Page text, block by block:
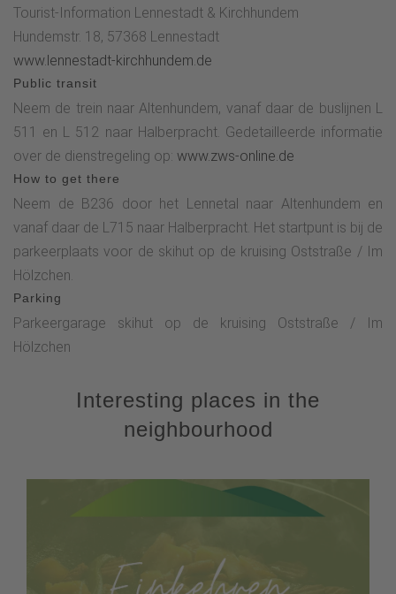
die afdalen in de Lennevallei. Het landschap is
onderhoudend en er zijn altijd mooie uitzichten. De nadering
van de vallei kan niet worden genegeerd en asfalt begint bij
het eerste huis in Theten. Een haarspeldbocht brengt je
helemaal naar het kleine dorp, met een eerbiedwaardige
lindeboom (5). In het dal sla je Die Linke op, de dorpsweg.
Aan het einde van het dorp gaat de route steil Die Linke op
en na het laatste huis begint een breed zandpad. Je wint
weer hoogte met een goed uitzicht over de open vallei. Na
7,1 km leidt de klim naar de splitsing bij het "Meggen
Heiligenhäuschen" (6). Met de witte ∆ moet je nu de klim
onder de Hardt bedwingen. De beloning is een uitzicht (7) op
Meggen en het Lennedal. Na een laatste omweg in het bos
leidt de route door weiden en Weiden terug naar
Halberbracht (S).
Tourist-Information Lennestadt & Kirchhundem
Hundemstr. 18, 57368 Lennestadt
www.lennestadt-kirchhundem.de
Public transit
Neem de trein naar Altenhundem, vanaf daar de buslijnen L
511 en L 512 naar Halberpracht. Gedetailleerde informatie
over de dienstregeling op: www.zws-online.de
How to get there
Neem de B236 door het Lennetal naar Altenhundem en
vanaf daar de L715 naar Halberpracht. Het startpunt is bij de
parkeerplaats voor de skihut op de kruising Oststraße / Im
Hölzchen.
Parking
Parkeergarage skihut op de kruising Oststraße / Im
Hölzchen
Interesting places in the
neighbourhood